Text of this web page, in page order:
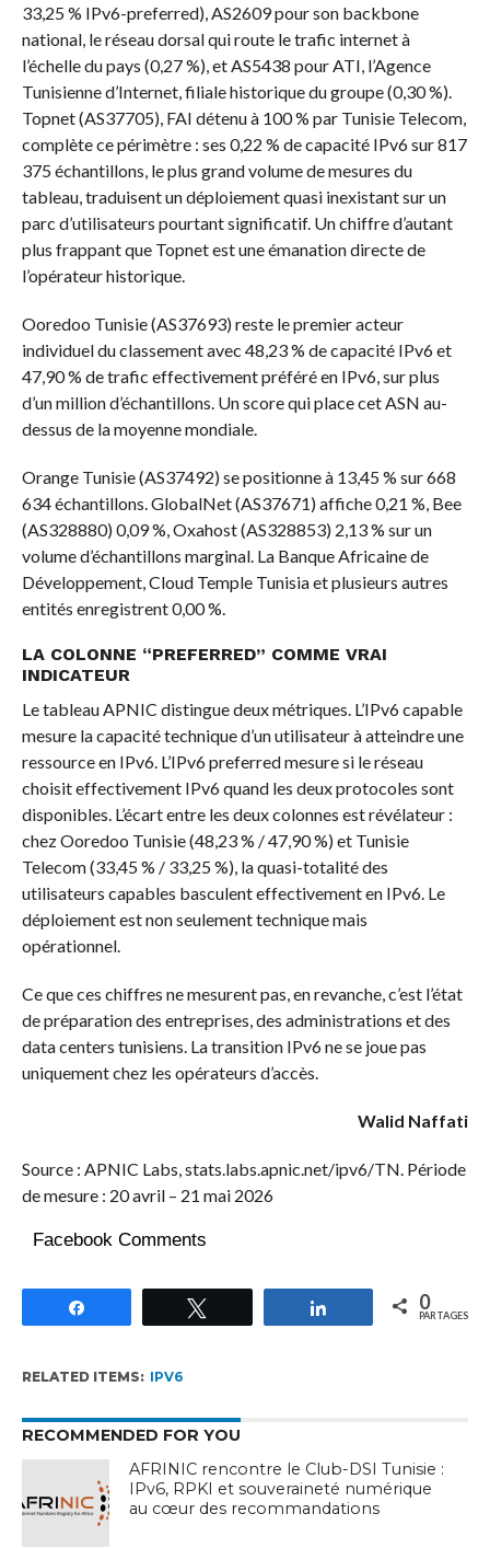
33,25 % IPv6-preferred), AS2609 pour son backbone
national, le réseau dorsal qui route le trafic internet à
l’échelle du pays (0,27 %), et AS5438 pour ATI, l’Agence
Tunisienne d’Internet, filiale historique du groupe (0,30 %).
Topnet (AS37705), FAI détenu à 100 % par Tunisie Telecom,
complète ce périmètre : ses 0,22 % de capacité IPv6 sur 817
375 échantillons, le plus grand volume de mesures du
tableau, traduisent un déploiement quasi inexistant sur un
parc d’utilisateurs pourtant significatif. Un chiffre d’autant
plus frappant que Topnet est une émanation directe de
l’opérateur historique.
Ooredoo Tunisie (AS37693) reste le premier acteur
individuel du classement avec 48,23 % de capacité IPv6 et
47,90 % de trafic effectivement préféré en IPv6, sur plus
d’un million d’échantillons. Un score qui place cet ASN au-
dessus de la moyenne mondiale.
Orange Tunisie (AS37492) se positionne à 13,45 % sur 668
634 échantillons. GlobalNet (AS37671) affiche 0,21 %, Bee
(AS328880) 0,09 %, Oxahost (AS328853) 2,13 % sur un
volume d’échantillons marginal. La Banque Africaine de
Développement, Cloud Temple Tunisia et plusieurs autres
entités enregistrent 0,00 %.
LA COLONNE “PREFERRED” COMME VRAI
INDICATEUR
Le tableau APNIC distingue deux métriques. L’IPv6 capable
mesure la capacité technique d’un utilisateur à atteindre une
ressource en IPv6. L’IPv6 preferred mesure si le réseau
choisit effectivement IPv6 quand les deux protocoles sont
disponibles. L’écart entre les deux colonnes est révélateur :
chez Ooredoo Tunisie (48,23 % / 47,90 %) et Tunisie
Telecom (33,45 % / 33,25 %), la quasi-totalité des
utilisateurs capables basculent effectivement en IPv6. Le
déploiement est non seulement technique mais
opérationnel.
Ce que ces chiffres ne mesurent pas, en revanche, c’est l’état
de préparation des entreprises, des administrations et des
data centers tunisiens. La transition IPv6 ne se joue pas
uniquement chez les opérateurs d’accès.
Walid Naffati
Source : APNIC Labs, stats.labs.apnic.net/ipv6/TN. Période
de mesure : 20 avril – 21 mai 2026
Facebook Comments
Partagez 0
PARTAGES
RELATED ITEMS: IPV6
RECOMMENDED FOR YOU
AFRINIC rencontre le Club-DSI Tunisie :
IPv6, RPKI et souveraineté numérique
au cœur des recommandations